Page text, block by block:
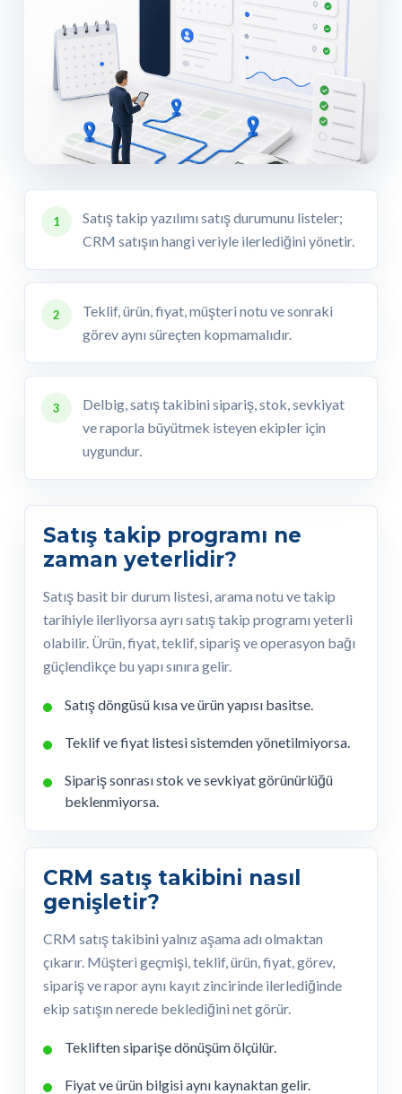
1
Satış takip yazılımı satış durumunu listeler;
CRM satışın hangi veriyle ilerlediğini yönetir.
2
Teklif, ürün, fiyat, müşteri notu ve sonraki
görev aynı süreçten kopmamalıdır.
3
Delbig, satış takibini sipariş, stok, sevkiyat
ve raporla büyütmek isteyen ekipler için
uygundur.
Satış takip programı ne
zaman yeterlidir?
Satış basit bir durum listesi, arama notu ve takip
tarihiyle ilerliyorsa ayrı satış takip programı yeterli
olabilir. Ürün, fiyat, teklif, sipariş ve operasyon bağı
güçlendikçe bu yapı sınıra gelir.
Satış döngüsü kısa ve ürün yapısı basitse.
Teklif ve fiyat listesi sistemden yönetilmiyorsa.
Sipariş sonrası stok ve sevkiyat görünürlüğü
beklenmiyorsa.
CRM satış takibini nasıl
genişletir?
CRM satış takibini yalnız aşama adı olmaktan
çıkarır. Müşteri geçmişi, teklif, ürün, fiyat, görev,
sipariş ve rapor aynı kayıt zincirinde ilerlediğinde
ekip satışın nerede beklediğini net görür.
Tekliften siparişe dönüşüm ölçülür.
Fiyat ve ürün bilgisi aynı kaynaktan gelir.